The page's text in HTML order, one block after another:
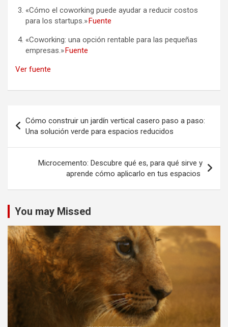
«Cómo el coworking puede ayudar a reducir costos
para los startups.»Fuente
«Coworking: una opción rentable para las pequeñas
empresas.»Fuente
Ver fuente
de
entradas
Cómo construir un jardín vertical casero paso a paso:
Una solución verde para espacios reducidos
Microcemento: Descubre qué es, para qué sirve y
aprende cómo aplicarlo en tus espacios
You may Missed